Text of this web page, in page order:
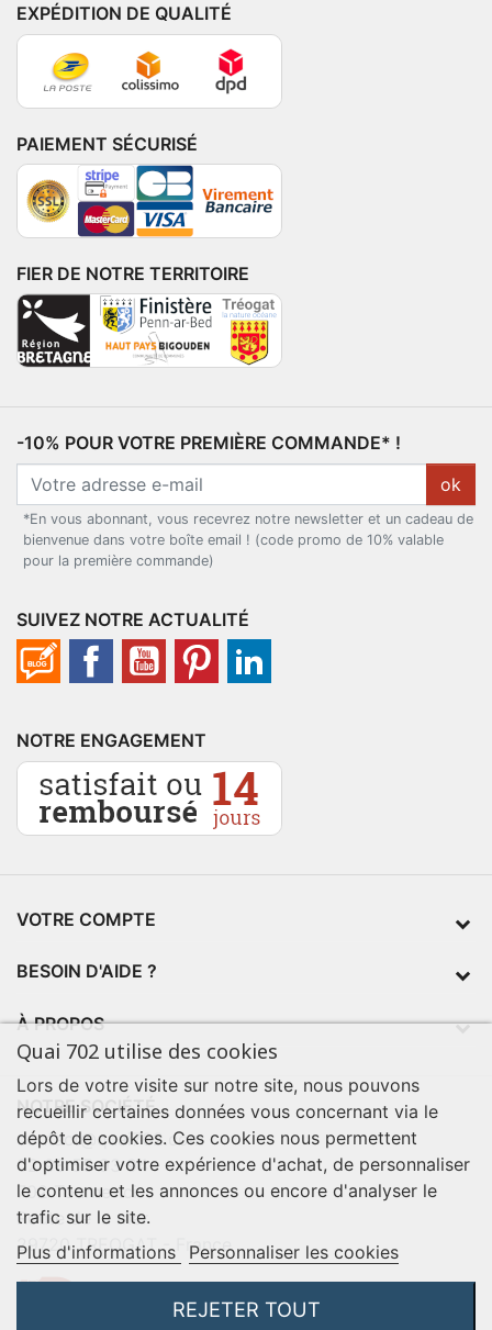
EXPÉDITION DE QUALITÉ
PAIEMENT SÉCURISÉ
FIER DE NOTRE TERRITOIRE
-10% POUR VOTRE PREMIÈRE COMMANDE* !
ok
*En vous abonnant, vous recevrez notre newsletter et un cadeau de
bienvenue dans votre boîte email ! (code promo de 10% valable
pour la première commande)
SUIVEZ NOTRE ACTUALITÉ
NOTRE ENGAGEMENT
VOTRE COMPTE
BESOIN D'AIDE ?
À PROPOS
NOTRE SOCIÉTÉ
contact@quai702.com
02 98 55 93 94
702 Tourne-Ici
Route de la mer
29720 TREOGAT - France
Quai 702 utilise des cookies
Lors de votre visite sur notre site, nous pouvons
recueillir certaines données vous concernant via le
dépôt de cookies. Ces cookies nous permettent
d'optimiser votre expérience d'achat, de personnaliser
le contenu et les annonces ou encore d'analyser le
trafic sur le site.
Plus d'informations
Personnaliser les cookies
REJETER TOUT